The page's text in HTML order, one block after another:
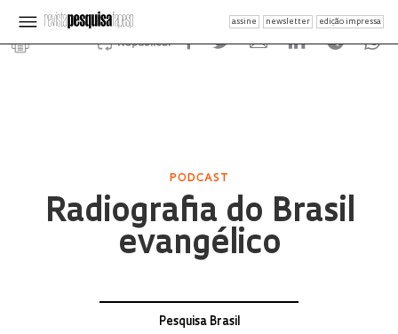
assine newsletter edição impressa
Republicar
PODCAST
Radiografia do Brasil
evangélico
Pesquisa Brasil